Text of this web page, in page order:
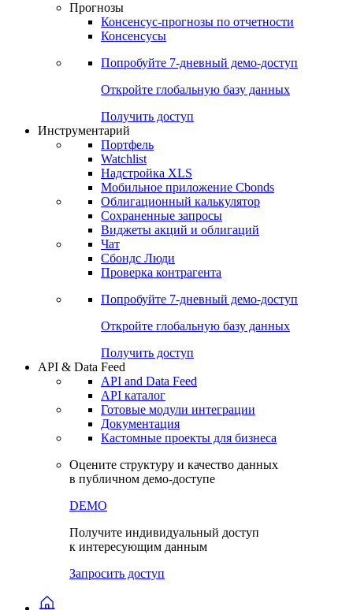
Виджет:
Портфели индексов Cbonds
Прогнозы
Консенсусы
Попробуйте7-дневный
Откройте глобальную базу данных
Получить доступ
Инструментарий
Портфель
Watchlist
Надстройка XLS
Мобильное приложение Cbonds
Облигационный калькулятор
Сохраненные запросы
Чат
Проверка контрагента
Попробуйте7-дневный
Откройте глобальную базу данных
Получить доступ
API & Data Feed
API and Data Feed
Готовые модули интеграции
Документация
в публичном демо-доступе